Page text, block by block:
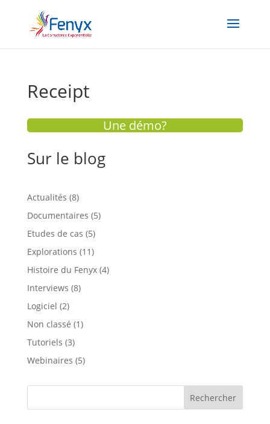
Receipt
Une démo?
Sur le blog
Actualités (8)
Documentaires (5)
Etudes de cas (5)
Explorations (11)
Histoire du Fenyx(4)
Interviews (8)
Logiciel (2)
Non classé (1)
Tutoriels (3)
Webinaires (5)
Rechercher